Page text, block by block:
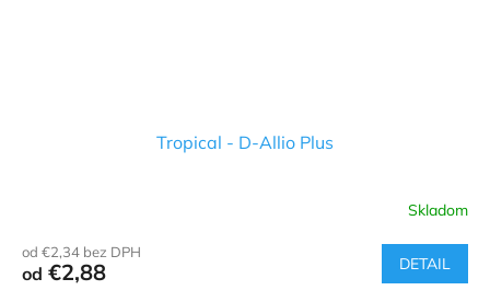
Tropical - D-Allio Plus
produktu
je
Skladom
od €2,34 bez DPH
od €2,88 DETAIL